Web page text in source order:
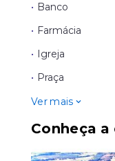
• Banco
• Farmácia
• Igreja
• Praça
Ver mais
Conheça